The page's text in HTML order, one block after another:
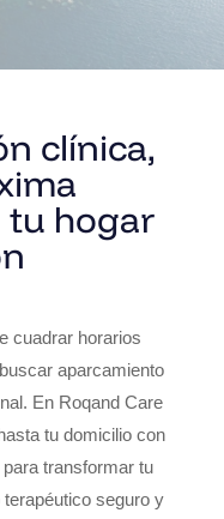
clínica,
tu hogar
cuadrar horarios
aparcamiento
En Roqand Care
tu domicilio con
transformar tu
seguro y